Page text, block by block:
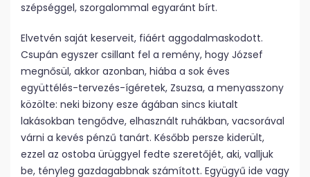
szépséggel, szorgalommal egyaránt bírt.
Elvetvén saját keserveit, fiáért aggodalmaskodott.
Csupán egyszer csillant fel a remény, hogy József
megnősül, akkor azonban, hiába a sok éves
együttélés-tervezés-ígéretek, Zsuzsa, a menyasszony
közölte: neki bizony esze ágában sincs kiutalt
lakásokban tengődve, elhasznált ruhákban, vacsorával
várni a kevés pénzű tanárt. Később persze kiderült,
ezzel az ostoba ürüggyel fedte szeretőjét, aki, valljuk
be, tényleg gazdagabbnak számított. Együgyű ide vagy